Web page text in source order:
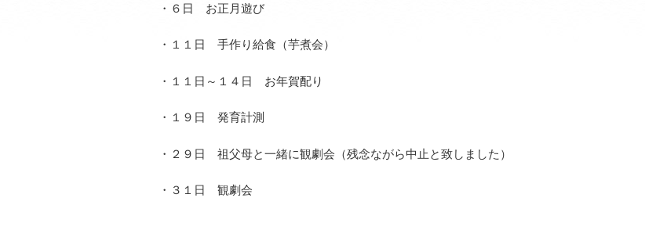
・６日 お正月遊び
・１１日 手作り給食（芋煮会）
・１１日～１４日 お年賀配り
・１９日 発育計測
・２９日 祖父母と一緒に観劇会（残念ながら中止と致しました）
・３１日 観劇会